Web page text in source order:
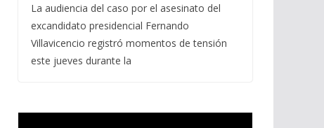
La audiencia del caso por el asesinato del
excandidato presidencial Fernando
Villavicencio registró momentos de tensión
este jueves durante la